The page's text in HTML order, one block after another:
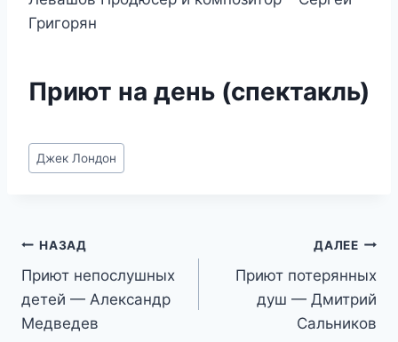
Григорян
Приют на день (спектакль)
Метки
записи:
Джек Лондон
Навигация
по
записям
НАЗАД
Приют непослушных
детей — Александр
Медведев
ДАЛЕЕ
Приют потерянных
душ — Дмитрий
Сальников